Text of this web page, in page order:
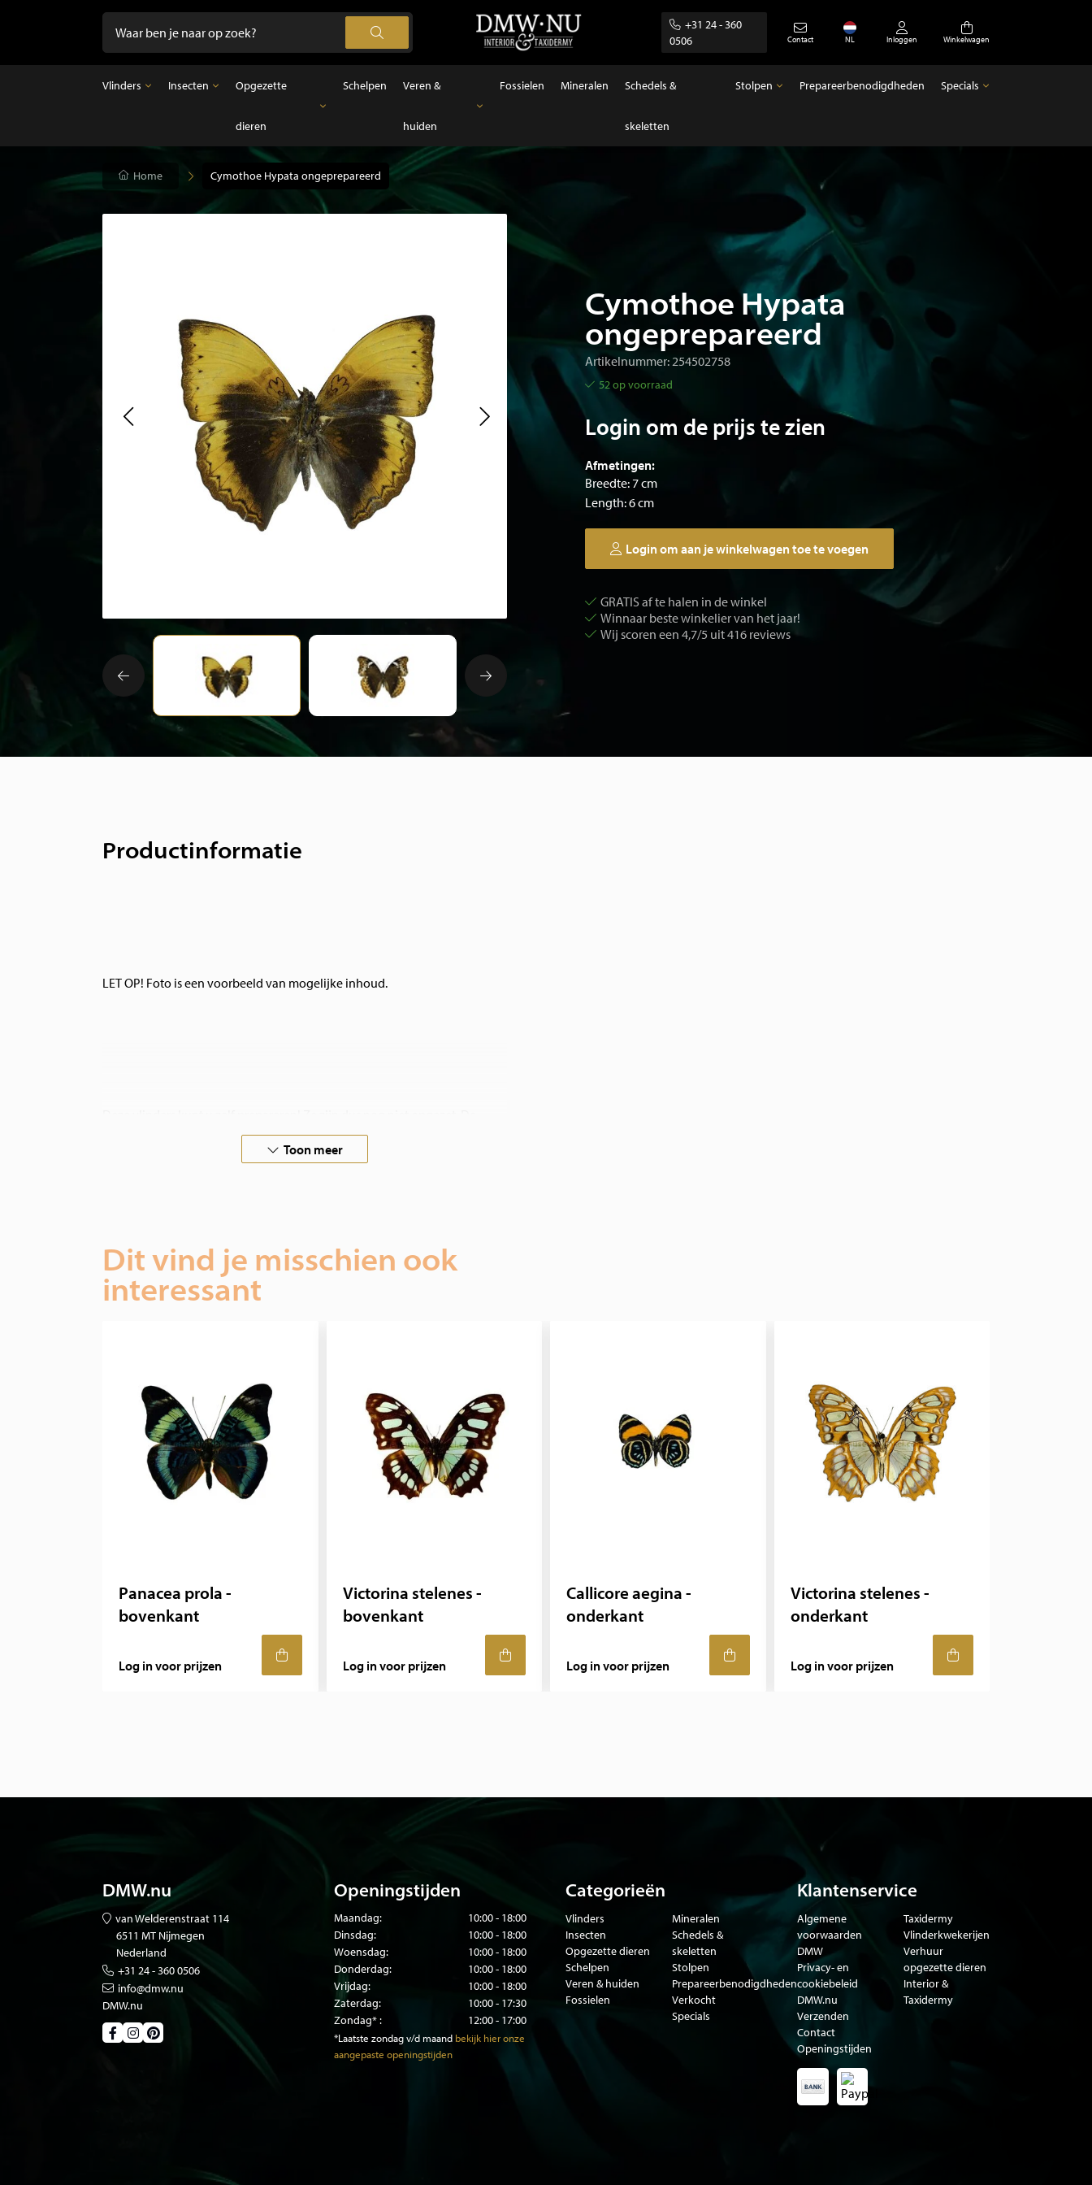
+31 24 - 360
0506
Contact NL Inloggen Winkelwagen
Vlinders
Vlinders in stolp
Insecten
Ongeprepareerde insecten
Opgezette
dieren
Opgezette vogels
Opgezette zoogdieren
Opgezette vissen
Schelpen Veren &
huiden
Veren
Fossielen Mineralen Schedels &
skeletten
Stolpen
Lege stolpen
Prepareerbenodigdheden Specials
Home Cymothoe Hypata ongeprepareerd
Cymothoe Hypata
ongeprepareerd
Artikelnummer: 254502758
52 op voorraad
Login om de prijs te zien
Afmetingen:
Breedte: 7 cm
Length: 6 cm
Login om aan je winkelwagen toe te voegen
GRATIS af te halen in de winkel
Winnaar beste winkelier van het jaar!
Wij scoren een 4,7/5 uit 416 reviews
Productinformatie
LET OP! Foto is een voorbeeld van mogelijke inhoud.
vlinders worden gedroogd en dichtgevouwen geleverd.
Toon meer
Dit vind je misschien ook
interessant
Panacea prola -
bovenkant
Log in voor prijzen
Victorina stelenes -
bovenkant
Log in voor prijzen
Callicore aegina -
onderkant
Log in voor prijzen
Victorina stelenes -
onderkant
Log in voor prijzen
DMW.nu
van Welderenstraat 114
6511 MT Nijmegen
Nederland
+31 24 - 360 0506
info@dmw.nu
DMW.nu
Openingstijden
Maandag:
10:00 - 18:00
Dinsdag:
10:00 - 18:00
Woensdag:
10:00 - 18:00
Donderdag:
10:00 - 18:00
Vrijdag:
10:00 - 18:00
Zaterdag:
10:00 - 17:30
Zondag* :
12:00 - 17:00
*Laatste zondag v/d maand bekijk hier onze
aangepaste openingstijden
Categorieën
Vlinders
Insecten
Opgezette dieren
Schelpen
Veren & huiden
Fossielen
Mineralen
Schedels &
skeletten
Stolpen
Prepareerbenodigdheden
Verkocht
Specials
Klantenservice
Algemene
voorwaarden
DMW
Privacy- en
cookiebeleid
DMW.nu
Verzenden
Contact
Openingstijden
Taxidermy
Vlinderkwekerijen
Verhuur
opgezette dieren
Interior &
Taxidermy